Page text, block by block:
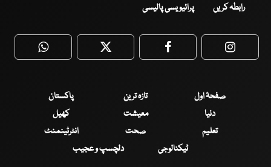
رابطہ کریں پرائیویسی پالیسی
WhatsApp Twitter Facebook
صفحۂ اول تازہ ترین
پاکستان
دنیا
معیشت
کھیل
تعلیم
صحت
انٹرٹینمنٹ
ٹیکنالوجی
دلچسپ و عجیب